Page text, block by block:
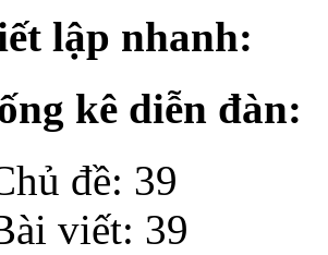
lập nhanh:
kê diễn đàn:
đề: 39
viết: 39